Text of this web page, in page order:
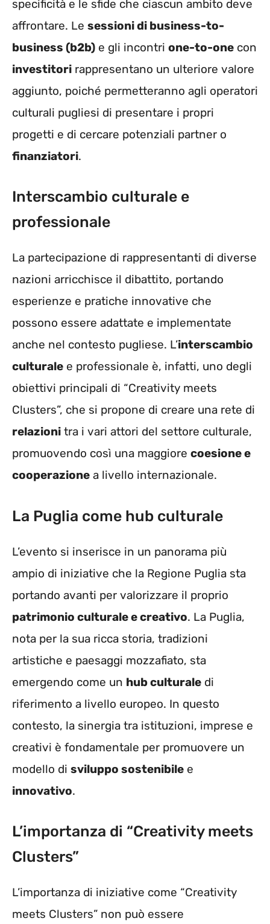
specificità e le sfide che ciascun ambito deve
affrontare. Le sessioni di business-to-
business (b2b) e gli incontri one-to-one con
investitori rappresentano un ulteriore valore
aggiunto, poiché permetteranno agli operatori
culturali pugliesi di presentare i propri
progetti e di cercare potenziali partner o
finanziatori.
Interscambio culturale e
professionale
La partecipazione di rappresentanti di diverse
nazioni arricchisce il dibattito, portando
esperienze e pratiche innovative che
possono essere adattate e implementate
anche nel contesto pugliese. L’interscambio
culturale e professionale è, infatti, uno degli
obiettivi principali di “Creativity meets
Clusters”, che si propone di creare una rete di
relazioni tra i vari attori del settore culturale,
promuovendo così una maggiore coesione e
cooperazione a livello internazionale.
La Puglia come hub culturale
L’evento si inserisce in un panorama più
ampio di iniziative che la Regione Puglia sta
portando avanti per valorizzare il proprio
patrimonio culturale e creativo. La Puglia,
nota per la sua ricca storia, tradizioni
artistiche e paesaggi mozzafiato, sta
emergendo come un hub culturale di
riferimento a livello europeo. In questo
contesto, la sinergia tra istituzioni, imprese e
creativi è fondamentale per promuovere un
modello di sviluppo sostenibile e
innovativo.
L’importanza di “Creativity meets
Clusters”
L’importanza di iniziative come “Creativity
meets Clusters” non può essere